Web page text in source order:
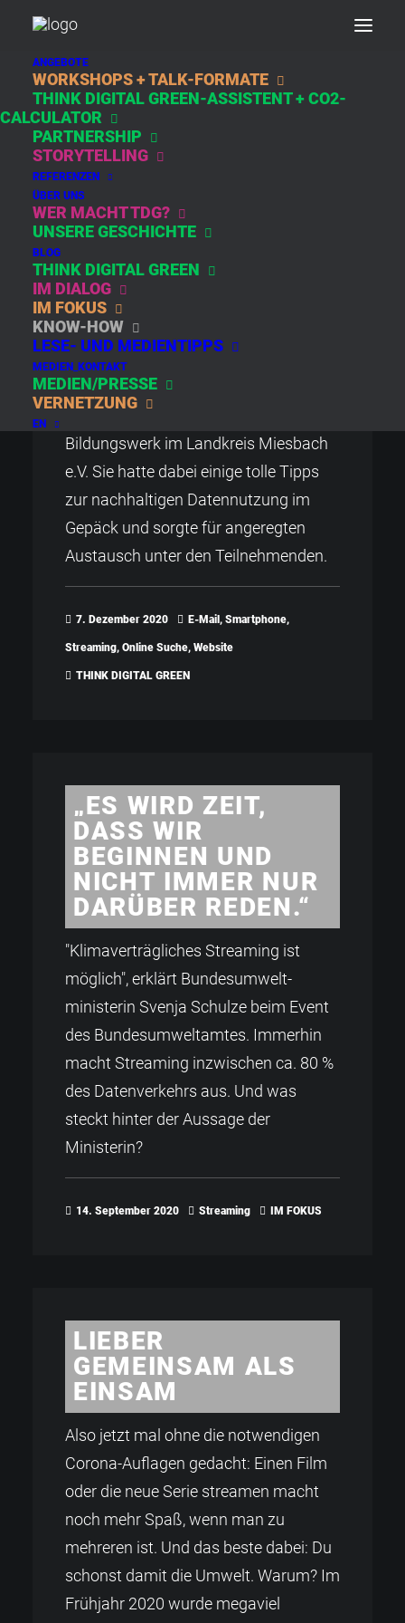
ANGEBOTE
WORKSHOPS + TALK-FORMATE
THINK DIGITAL GREEN-ASSISTENT + CO2-
CALCULATOR
PARTNERSHIP
STORYTELLING
REFERENZEN
ÜBER UNS
WER MACHT TDG?
UNSERE GESCHICHTE
BLOG
THINK DIGITAL GREEN
IM DIALOG
IM FOKUS
KNOW-HOW
LESE- UND MEDIENTIPPS
MEDIEN_KONTAKT
MEDIEN/PRESSE
VERNETZUNG
EN
STREAMING
NIKOLAUS BRINGT
BESONDERE TIPPS
Susanne gab zu Nikolaus einen
Bildungswerk im Landkreis Miesbach
e.V. Sie hatte dabei einige tolle Tipps
zur nachhaltigen Datennutzung im
Gepäck und sorgte für angeregten
Austausch unter den Teilnehmenden.
7. Dezember 2020 E-Mail , Smartphone,
Streaming, Online Suche, Website
THINK DIGITAL GREEN
„ES WIRD ZEIT,
DASS WIR
BEGINNEN UND
NICHT IMMER NUR
DARÜBER REDEN.“
"Klimaverträgliches Streaming ist
möglich", erklärt Bundesumwelt­
ministerin Svenja Schulze beim Event
des Bundes­umweltamtes. Immerhin
macht Streaming inzwischen ca. 80 %
des Datenverkehrs aus. Und was
steckt hinter der Aussage der
Ministerin?
14. September 2020 Streaming IM FOKUS
LIEBER
GEMEINSAM ALS
EINSAM
Also jetzt mal ohne die notwendigen
Corona-Auflagen gedacht: Einen Film
oder die neue Serie streamen macht
noch mehr Spaß, wenn man zu
mehreren ist. Und das beste dabei: Du
schonst damit die Umwelt. Warum? Im
Frühjahr 2020 wurde megaviel